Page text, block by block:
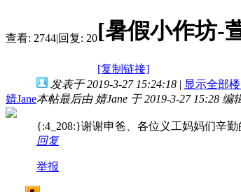
查看: 2744|回复: 20[暑假小作坊-
[复制链接]
婧Jane
发表于 2019-3-27 15:24:18 | 显示全部
本帖最后由 婧Jane 于 2019-3-27 15:28 编
{:4_208:}谢谢申爸、各位义工妈妈们辛
回复
举报